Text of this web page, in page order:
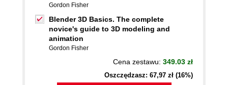
Gordon Fisher
Blender 3D Basics. The complete
novice's guide to 3D modeling and
animation
Gordon Fisher
Cena zestawu: 349.03 zł
Oszczędzasz: 67,97 zł (16%)